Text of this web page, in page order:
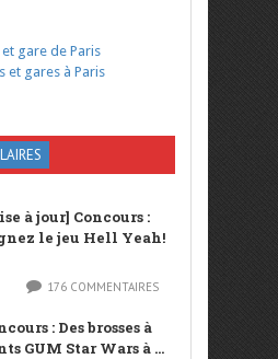
gare de Paris
et gares à Paris
à jour] Concours :
le jeu Hell Yeah!
176 COMMENTAIRES
: Des brosses à
GUM Star Wars à ...